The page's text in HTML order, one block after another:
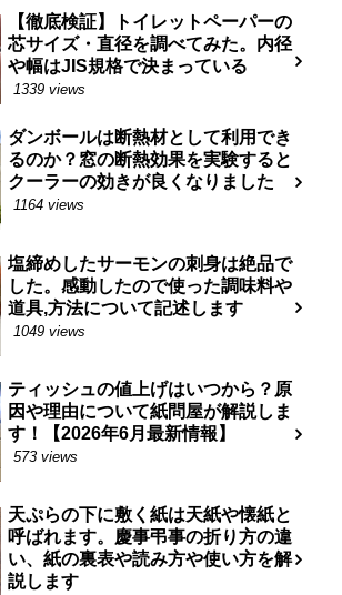
【徹底検証】トイレットペーパーの
芯サイズ・直径を調べてみた。内径
や幅はJIS規格で決まっている
1339 views
ダンボールは断熱材として利用でき
るのか？窓の断熱効果を実験すると
クーラーの効きが良くなりました
1164 views
塩締めしたサーモンの刺身は絶品で
した。感動したので使った調味料や
道具,方法について記述します
1049 views
ティッシュの値上げはいつから？原
因や理由について紙問屋が解説しま
す！【2026年6月最新情報】
573 views
天ぷらの下に敷く紙は天紙や懐紙と
呼ばれます。慶事弔事の折り方の違
い、紙の裏表や読み方や使い方を解
説します